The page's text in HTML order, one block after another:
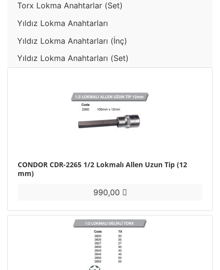
Torx Lokma Anahtarlar (Set)
Yıldız Lokma Anahtarları
Yıldız Lokma Anahtarları (İnç)
Yıldız Lokma Anahtarları (Set)
CONDOR CDR-2265 1/2 Lokmalı Allen Uzun Tip (12
mm)
990,00